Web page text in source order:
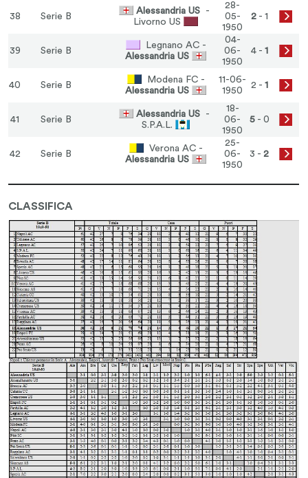
38 Serie B
Alessandria US -
Livorno US
28-
05-
1950
2- 1
39 Serie B
Legnano AC -
Alessandria US
04-
06-
1950
4 - 1
40 Serie B
Modena FC -
Alessandria US
11-06-
1950
2 - 1
41 Serie B
Alessandria US -
S.P.A.L.
18-
06-
1950
5- 0
42 Serie B
Verona AC -
Alessandria US
25-
06-
1950
3 -2
CLASSIFICA